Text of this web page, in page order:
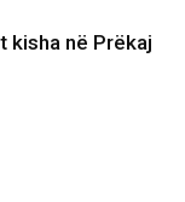
kisha në Prëkaj